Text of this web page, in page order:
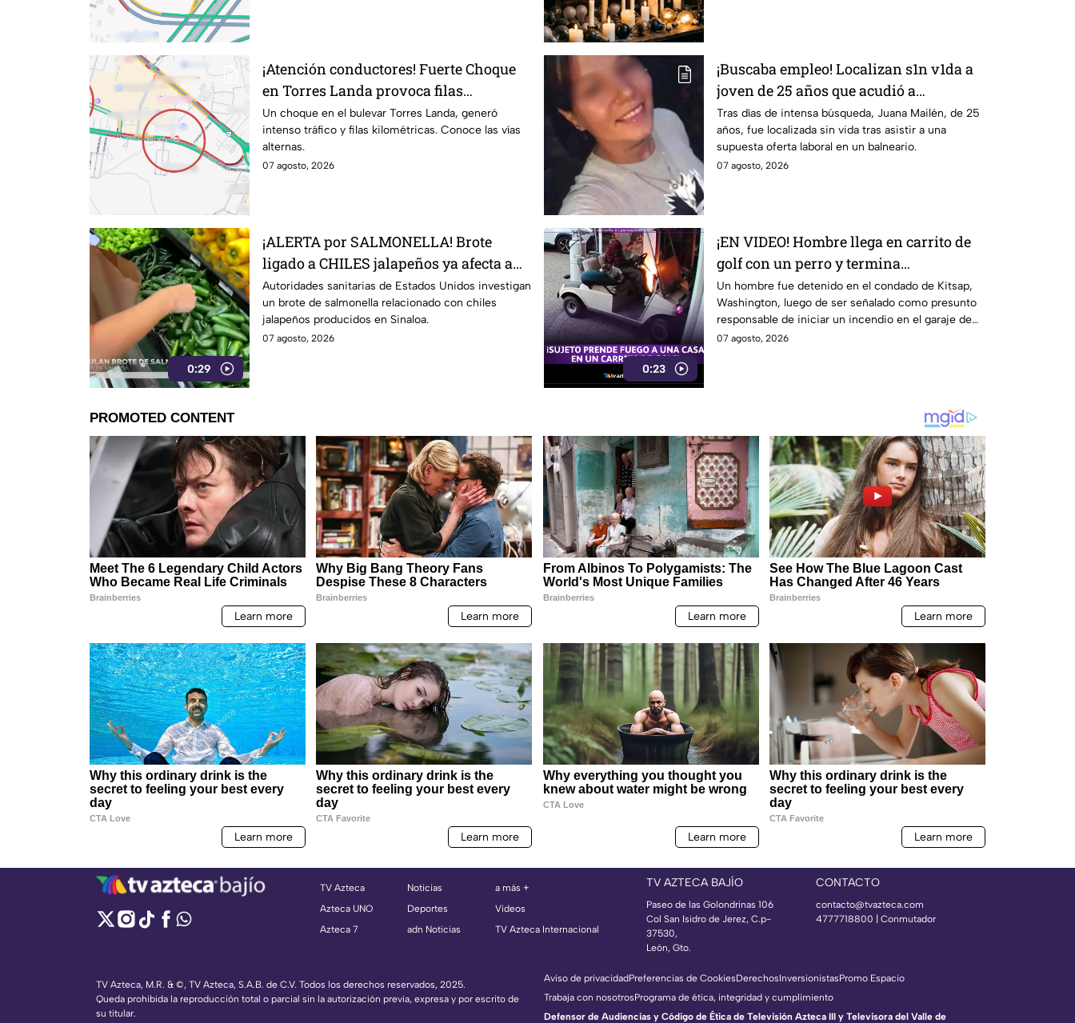
¡Atención conductores! Fuerte Choque
en Torres Landa provoca filas
kilométricas a esta altura
Un choque en el bulevar Torres Landa, generó
intenso tráfico y filas kilométricas. Conoce las vías
alternas.
07 agosto, 2026
¡Buscaba empleo! Localizan s1n v1da a
joven de 25 años que acudió a
entrevista de trabajo falsa
Tras días de intensa búsqueda, Juana Mailén, de 25
años, fue localizada sin vida tras asistir a una
supuesta oferta laboral en un balneario.
07 agosto, 2026
0:29
¡ALERTA por SALMONELLA! Brote
ligado a CHILES jalapeños ya afecta a
27 estados
Autoridades sanitarias de Estados Unidos investigan
un brote de salmonella relacionado con chiles
jalapeños producidos en Sinaloa.
07 agosto, 2026
0:23
¡EN VIDEO! Hombre llega en carrito de
golf con un perro y termina
DESATANDO inc3ndio en una casa
Un hombre fue detenido en el condado de Kitsap,
Washington, luego de ser señalado como presunto
responsable de iniciar un incendio en el garaje de
una vivienda.
07 agosto, 2026
TV Azteca
Azteca UNO
Azteca 7
Noticias
Deportes
adn Noticias
a más +
Videos
TV Azteca Internacional
TV AZTECA BAJÍO
Paseo de las Golondrinas 106
Col San Isidro de Jerez, C.p-
37530,
León, Gto.
CONTACTO
contacto@tvazteca.com
4777718800 | Conmutador
TV Azteca, M.R. & ©, TV Azteca, S.A.B. de C.V. Todos los derechos reservados, 2025.
Queda prohibida la reproducción total o parcial sin la autorización previa, expresa y por escrito de
su titular.
Aviso de privacidadPreferencias de CookiesDerechosInversionistasPromo Espacio
Trabaja con nosotrosPrograma de ética, integridad y cumplimiento
Defensor de Audiencias y Código de Ética de Televisión Azteca III y Televisora del Valle de